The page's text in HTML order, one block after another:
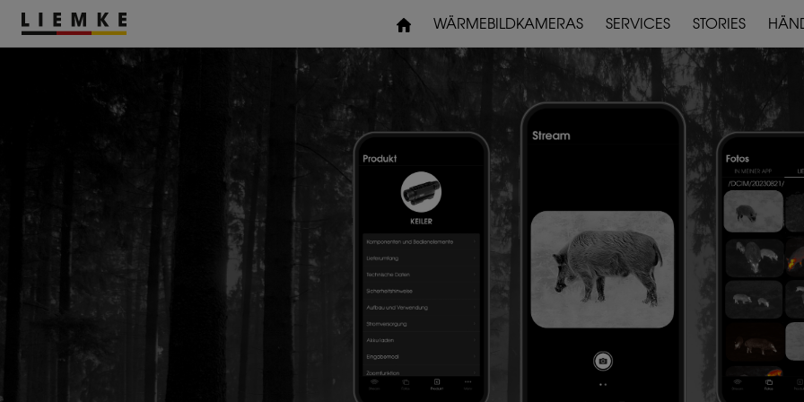
WÄRMEBILDKAMERAS SERVICES STORIES
ZUBEHÖR
Klemmadapter
Sonstiges
HANDGERÄTE VORSATZGERÄTE
TERMINE & EVENTS TESTBERICHTE REPARATUR & SERVICE DOWNLOADS